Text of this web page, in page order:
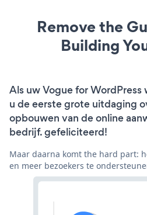
Remove the
Building
Als uw Vogue for
u de eerste grote uitdaging
opbouwen van de online
bedrijf. gefeliciteerd!
Maar daarna komt the hard part:
en meer bezoekers te